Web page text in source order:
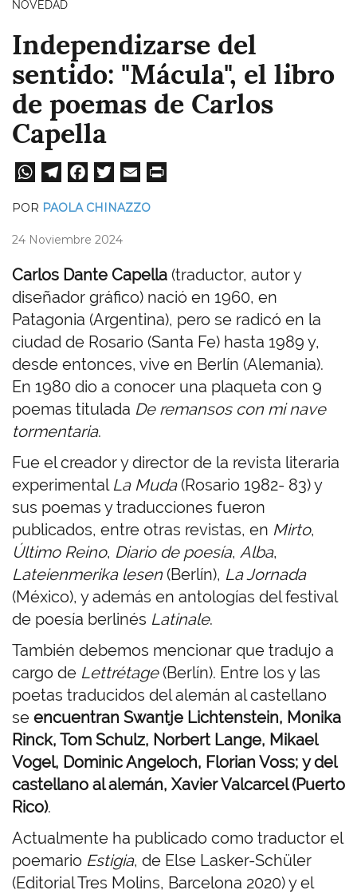
NOVEDAD
Independizarse del
sentido: "Mácula", el libro
de poemas de Carlos
Capella
W
A
pp
Te
a
m
Fa
ok er
POR PAOLA CHINAZZO
24 Noviembre 2024
Carlos Dante Capella (traductor, autor y
diseñador gráfico) nació en 1960, en
Patagonia (Argentina), pero se radicó en la
ciudad de Rosario (Santa Fe) hasta 1989 y,
desde entonces, vive en Berlín (Alemania).
En 1980 dio a conocer una plaqueta con 9
poemas titulada De remansos con mi nave
tormentaria.
Fue el creador y director de la revista literaria
experimental La Muda(Rosario 1982- 83) y
sus poemas y traducciones fueron
publicados, entre otras revistas, en Mirto,
Último Reino, Diario de poesía, Alba,
Lateienmerika lesen (Berlín), La Jornada
(México), y además en antologías del festival
de poesía berlinés Latinale.
También debemos mencionar que tradujo a
cargo de Lettrétage (Berlín). Entre los y las
poetas traducidos del alemán al castellano
se encuentran Swantje Lichtenstein, Monika
Rinck, Tom Schulz, Norbert Lange, Mikael
Vogel, Dominic Angeloch, Florian Voss; y del
castellano al alemán, Xavier Valcarcel (Puerto
Rico).
Actualmente ha publicado como traductor el
poemario Estigia, de Else Lasker-Schüler
(Editorial Tres Molins, Barcelona 2020) y el